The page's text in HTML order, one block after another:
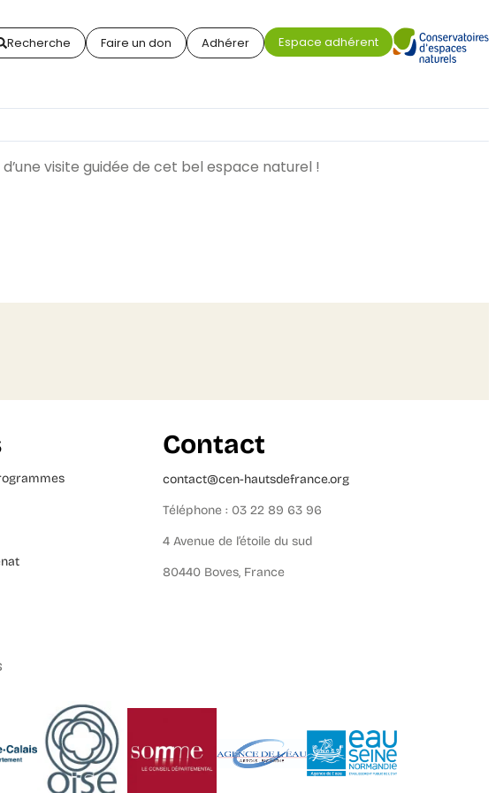
Recherche Faire un don Adhérer Espace adhérent
visite guidée de cet bel espace naturel !
Contact
contact@cen-hautsdefrance.org
Téléphone : 03 22 89 63 96
4 Avenue de l’étoile du sud
80440 Boves, France